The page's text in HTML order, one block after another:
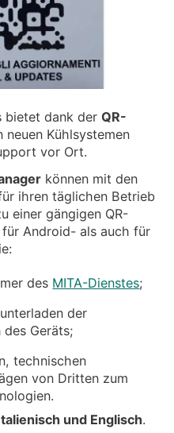
bietet dank derQR-
neuen Kühlsystemen
vor Ort.
können mit den
ihren täglichen Betrieb
einer gängigen QR-
Android- als auch für
des MITA-Dienstes;
der
des Geräts;
technischen
von Dritten zum
und Englisch.